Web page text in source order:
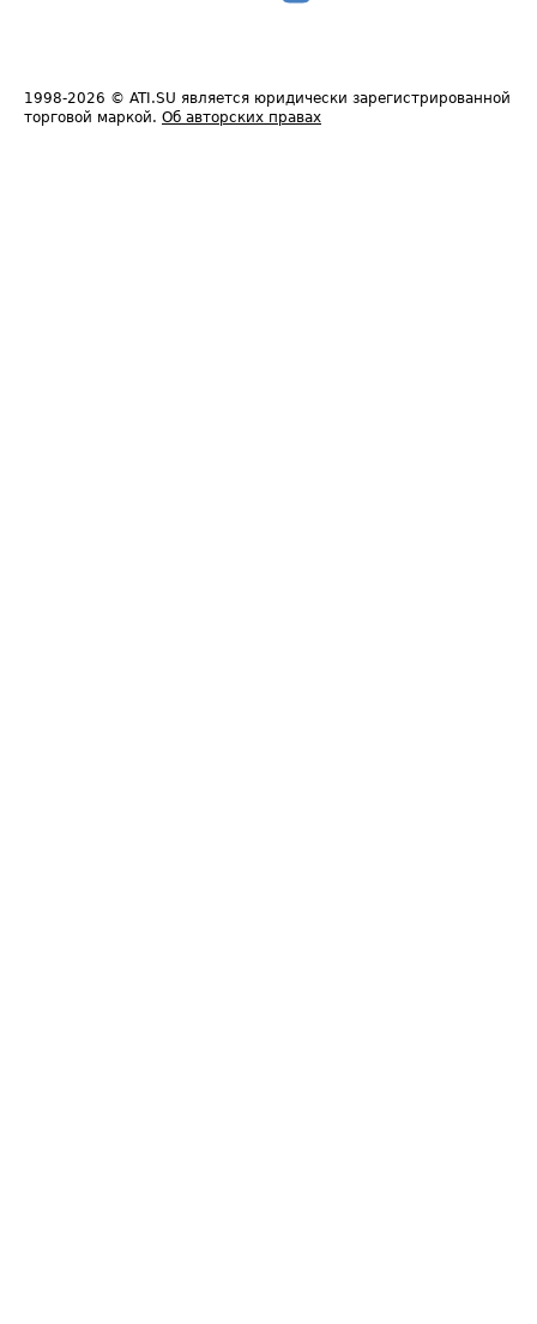
1998-2026 © ATI.SU является юридически зарегистрированной
торговой маркой. Об авторских правах